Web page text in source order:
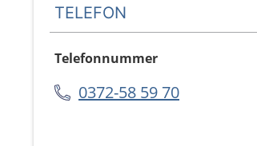
TELEFON
Telefonnummer
0372-58 59 70